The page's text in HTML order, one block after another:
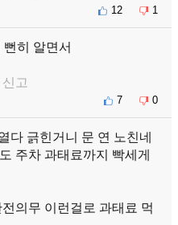
12 1
히 알면서
신고
7 0
다 긁힌거니 문 연 노친네
주차 과태료까지 빡세게
의무 이런걸로 과태료 먹